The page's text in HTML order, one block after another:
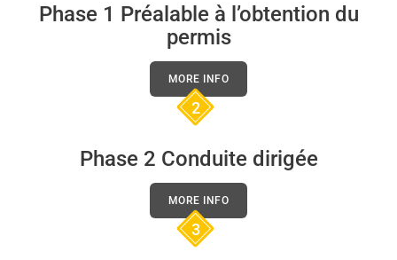
Phase 1 Préalable à l’obtention du
permis
MORE INFO
2
Phase 2 Conduite dirigée
MORE INFO
3